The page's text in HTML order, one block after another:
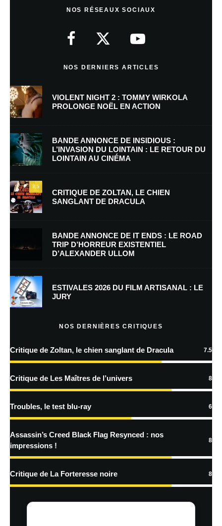
Nom*
E-mail*
Enregistrer mon nom, mon e-mail et mon site dans le navigateur pour
Prévenez-moi de tous les nouveaux commentaires par e-mail.
Prévenez-moi de tous les nouveaux articles par e-mail.
En savoir
traitées
NOS RÉSEAUX SOCIAUX
NOS DERNIERS ARTICLES
VIOLENT NIGHT 2 : TOMMY WIRKOLA
PROLONGE NOËL EN ACTION
BANDE ANNONCE DE INSIDIOUS :
L’INVASION DU LOINTAIN : LE RETOUR DU
LOINTAIN AU CINÉMA
7.5
CRITIQUE DE ZOLTAN, LE CHIEN
SANGLANT DE DRACULA
BANDE ANNONCE DE IT ENDS : LE ROAD
TRIP D’HORREUR EXISTENTIEL
D’ALEXANDER ULLOM
ESTIVALES 2026 DU FILM ARTISANAL : LE
JURY
NOS DERNIÈRES CRITIQUES
Critique de Zoltan, le chien sanglant de Dracula 7.5
Critique de Les Maîtres de l’univers 8
Troubles, le test blu-ray 6
Assassin’s Creed Black Flag Resynced : nos
impressions !
8
Critique de La Forteresse noire 8